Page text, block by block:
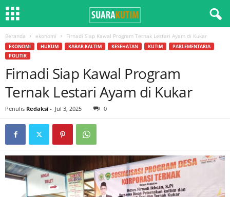
Beranda ekonomi Firnadi Siap Kawal Program Ternak Lestari Ayam di Kukar
EKONOMI HUKUM KABAR KALTIM KESEHATAN KUTIM
PARLEMENTARIA
POLITIK
Firnadi Siap Kawal Program
Ternak Lestari Ayam di Kukar
Penulis Redaksi - Jul 3, 2025 0